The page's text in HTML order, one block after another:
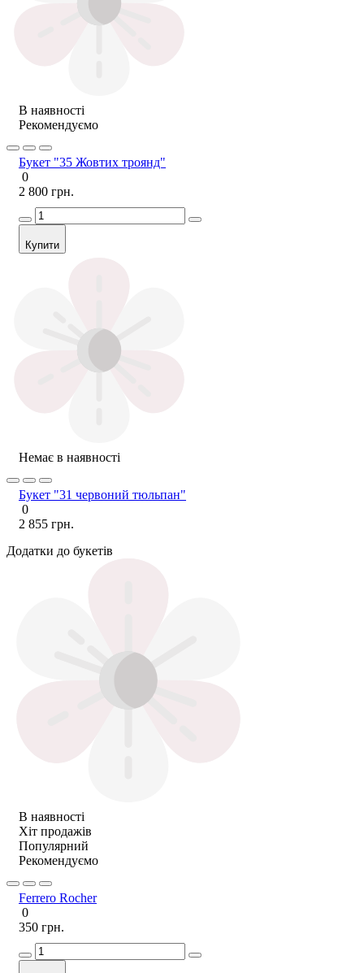
В наявності
Рекомендуємо
Букет "35 Жовтих троянд"
0
2 800 грн.
Купити
Немає в наявності
Букет "31 червоний тюльпан"
0
2 855 грн.
Додатки до букетів
В наявності
Хіт продажів
Популярний
Рекомендуємо
Ferrero Rocher
0
350 грн.